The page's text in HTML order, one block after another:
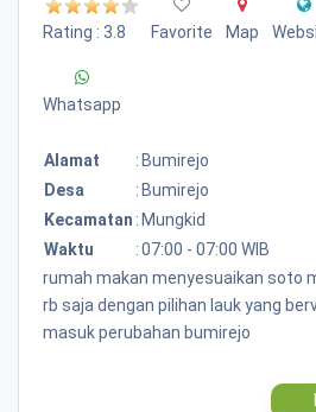
Rating : 3.8 Favorite Map
Whatsapp
Alamat : Bumirejo
Desa
: Bumirejo
Kecamatan : Mungkid
Waktu
:07:00 - 07:00 WIB
rumah makan menyesuaikan soto
rb saja dengan pilihan lauk yang
masuk perubahan bumirejo